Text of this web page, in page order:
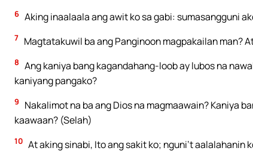
6 Aking inaalaala ang awit ko sa gabi: sumasangguni
7 Magtatakuwil ba ang Panginoon magpakailan man?
8 Ang kaniya bang kagandahang-loob ay lubos na
kaniyang pangako?
9
Nakalimot na ba ang Dios na magmaawain? Kaniya
kaawaan? (Selah)
10 At aking sinabi, Ito ang sakit ko; nguni’t aalalahanin